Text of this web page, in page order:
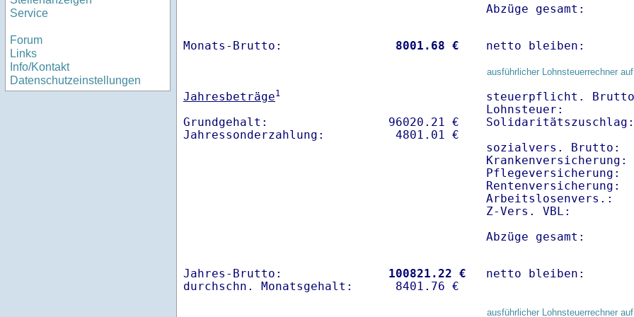
Service
Forum
Links
Info/Kontakt
Datenschutzeinstellungen
Abzüge gesamt:
Monats-Brutto: 8001.68 € netto
ausführlicher Lohnsteuerrechner
Jahresbeträge1
Grundgehalt:                 96020.21 €
steuerpflicht.
Lohnsteuer:
sozialvers. Brutto:
Pflegeversicherung:
Rentenversicherung:
Arbeitslosenvers.:
Z-Vers. VBL:
Abzüge gesamt:
Jahres-Brutto: 100821.22 €
netto
ausführlicher Lohnsteuerrechner